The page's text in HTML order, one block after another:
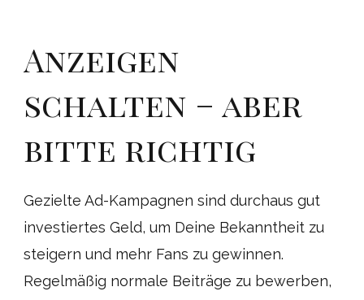
Anzeigen
schalten – aber
bitte richtig
Gezielte Ad-Kampagnen sind durchaus gut
investiertes Geld, um Deine Bekanntheit zu
steigern und mehr Fans zu gewinnen.
Regelmäßig normale Beiträge zu bewerben,